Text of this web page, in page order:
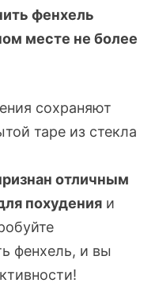
фенхель
месте не более
сохраняют
таре из стекла
отличным
похуденияи
фенхель, и вы